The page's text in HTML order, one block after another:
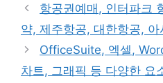
항공권예매, 인터파크
약, 제주항공, 대한항공,
OfficeSuite, 엑셀,
차트, 그래픽 등 다양한 요